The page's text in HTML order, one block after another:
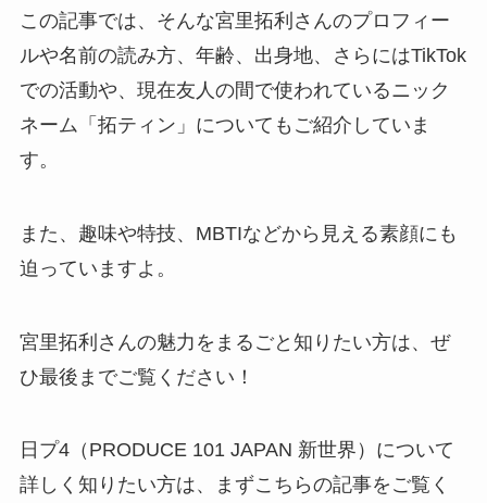
この記事では、そんな宮里拓利さんのプロフィー
ルや名前の読み方、年齢、出身地、さらにはTikTok
での活動や、現在友人の間で使われているニック
ネーム「拓ティン」についてもご紹介していま
す。
また、趣味や特技、MBTIなどから見える素顔にも
迫っていますよ。
宮里拓利さんの魅力をまるごと知りたい方は、ぜ
ひ最後までご覧ください！
日プ4（PRODUCE 101 JAPAN 新世界）について
詳しく知りたい方は、まずこちらの記事をご覧く